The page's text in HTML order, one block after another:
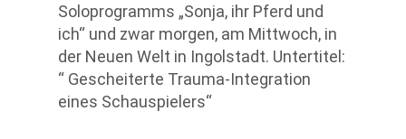
Soloprogramms „Sonja, ihr Pferd und
ich“ und zwar morgen, am Mittwoch, in
der Neuen Welt in Ingolstadt. Untertitel:
“ Gescheiterte Trauma-Integration
eines Schauspielers“